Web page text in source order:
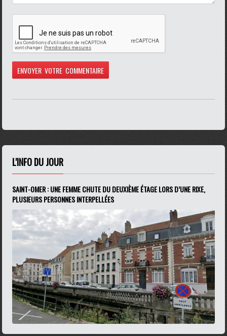
L'INFO DU JOUR
SAINT-OMER : UNE FEMME CHUTE DU DEUXIÈME ÉTAGE LORS D’UNE RIXE,
PLUSIEURS PERSONNES INTERPELLÉES